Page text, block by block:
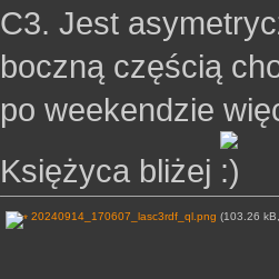
C3. Jest
boczną częścią
po weekendzie
Księżyca bliżej
20240914_170607_lasc3rdf_ql.png (103.26